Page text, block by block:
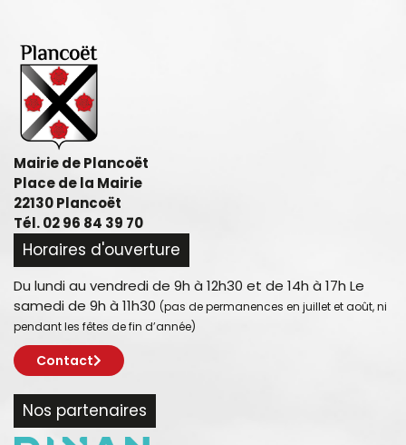
Mairie de Plancoët
Place de la Mairie
22130 Plancoët
Tél. 02 96 84 39 70
Horaires d'ouverture
Du lundi au vendredi de 9h à 12h30 et de 14h à 17h Le
samedi de 9h à 11h30 (pas de permanences en juillet et août, ni
pendant les fêtes de fin d’année)
Contact
Nos partenaires